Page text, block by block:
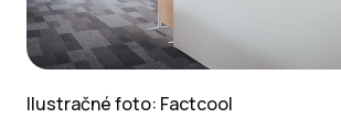
Ilustračné foto: Factcool